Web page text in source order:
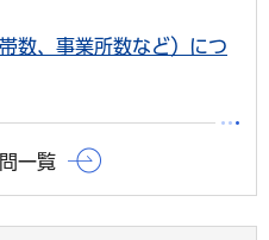
数、事業所数など）につ
一覧